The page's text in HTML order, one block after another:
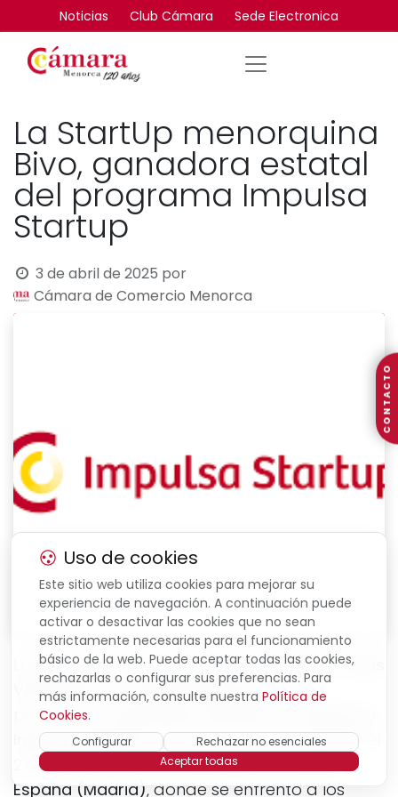
Noticias Club Cámara Sede Electronica
La StartUp menorquina
Bivo, ganadora estatal
del programa Impulsa
Startup
3 de abril de 2025 por
Cámara de Comercio Menorca
La startup menorquinaBivo, fundada porLluís
Vilà SalordyToni Bota Reynes, ha sido
proclamada
Impulsa Startup, en el Demo Day celebrado el
2 de abril en la
Cámara de Comercio de
España (Madrid), donde se enfrentó a los
Uso de cookies
Este sitio web utiliza cookies para mejorar su
experiencia de navegación. A continuación puede
activar o desactivar las cookies que no sean
estrictamente necesarias para el funcionamiento
básico de la web. Puede aceptar todas las cookies,
rechazarlas o configurar sus preferencias. Para
más información, consulte nuestra Política de
Cookies.
Configurar
Rechazar no esenciales
Aceptar todas
CONTACTO